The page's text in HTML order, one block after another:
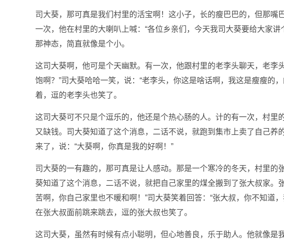
司大葵，那可真是我们村里的活宝啊！这小子，长的瘦巴巴的，但那嘴
一次，他在村里的大喇叭上喊：“各位乡亲们，今天我司大葵要给大家讲
那神态，简直就像是个小。
这司大葵啊，他可是个天幽默。有一次，他跟村里的老李头聊天，老李
饱啊？”司大葵哈哈一笑，说：“老李头，你这是啥话啊，我这是瘦瘦的
着，逗的老李头也笑了。
这司大葵可不只是个逗乐的，他还是个热心肠的人。计的有一次，村里
又缺钱。司大葵知道了这个消息，二话不说，就跑到集市上卖了自己养
来了，说：“大葵啊，你真是我的好啊！”
司大葵的一有趣的，那可真是让人感动。那是一个寒冷的冬天，村里的
葵知道了这个消息，二话不说，就把自己家里的煤全搬到了张大叔家。
苦啊，你自己家里也不暖和啊！”司大葵笑着回答：“张大叔，你不知道
在张大叔面前跳来跳去，逗的张大叔也笑了。
这司大葵，虽然有时候有点小聪明，但心地善良，乐于助人。他就像是